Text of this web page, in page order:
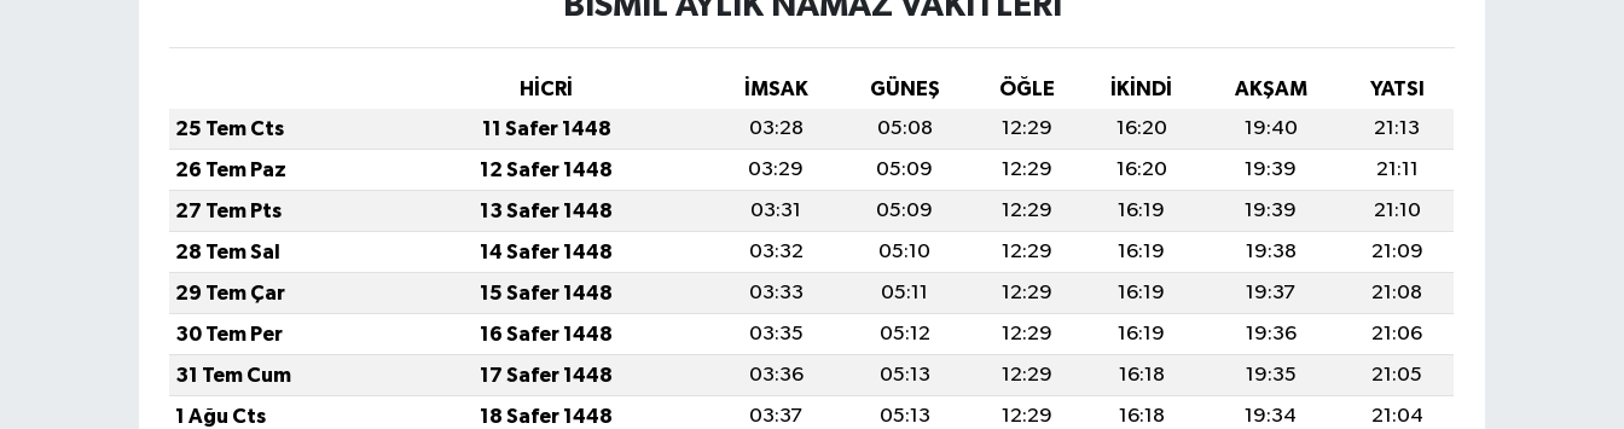
HİCRİ İMSAK GÜNEŞ ÖĞLE İKINDI AKŞAM
YATSI
25 Tem Cts
11 Safer 1448 03:28 05:08 12:29 16:20 19:40
21:13
26 Tem Paz
12 Safer 1448 03:29 05:09 12:29 16:20 19:39
21:11
27 Tem Pts
13 Safer 1448 03:31 05:09 12:29 16:19 19:39
21:10
28 Tem Sal
14 Safer 1448 03:32 05:10 12:29 16:19 19:38
21:09
29 Tem Çar
15 Safer 1448 03:33 05:11 12:29 16:19 19:37
21:08
30 Tem Per
16 Safer 1448 03:35 05:12 12:29 16:19 19:36
21:06
31 Tem Cum
17 Safer 1448 03:36 05:13 12:29 16:18 19:35
21:05
1 Ağu Cts
18 Safer 1448 03:37 05:13 12:29 16:18 19:34
21:04